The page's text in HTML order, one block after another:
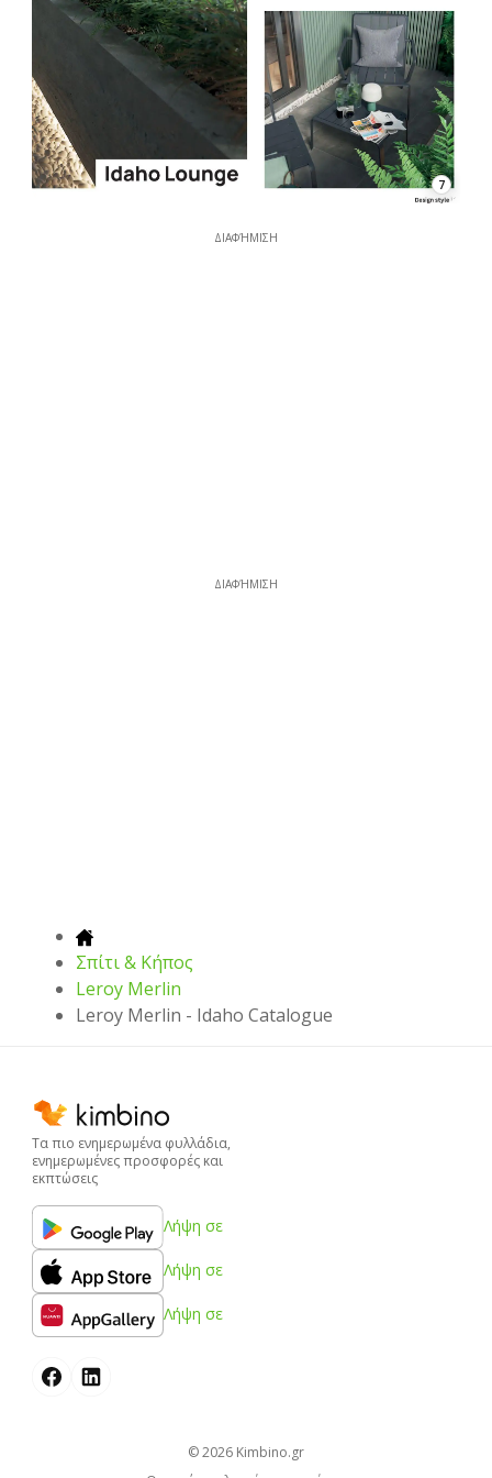
7
ΔΙΑΦΉΜΙΣΗ
ΔΙΑΦΉΜΙΣΗ
Σπίτι & Κήπος
Leroy Merlin
Leroy Merlin - Idaho Catalogue
Τα πιο ενημερωμένα φυλλάδια,
ενημερωμένες προσφορές και
εκπτώσεις
Λήψη σε
Λήψη σε
Λήψη σε
© 2026
kimbino.gr